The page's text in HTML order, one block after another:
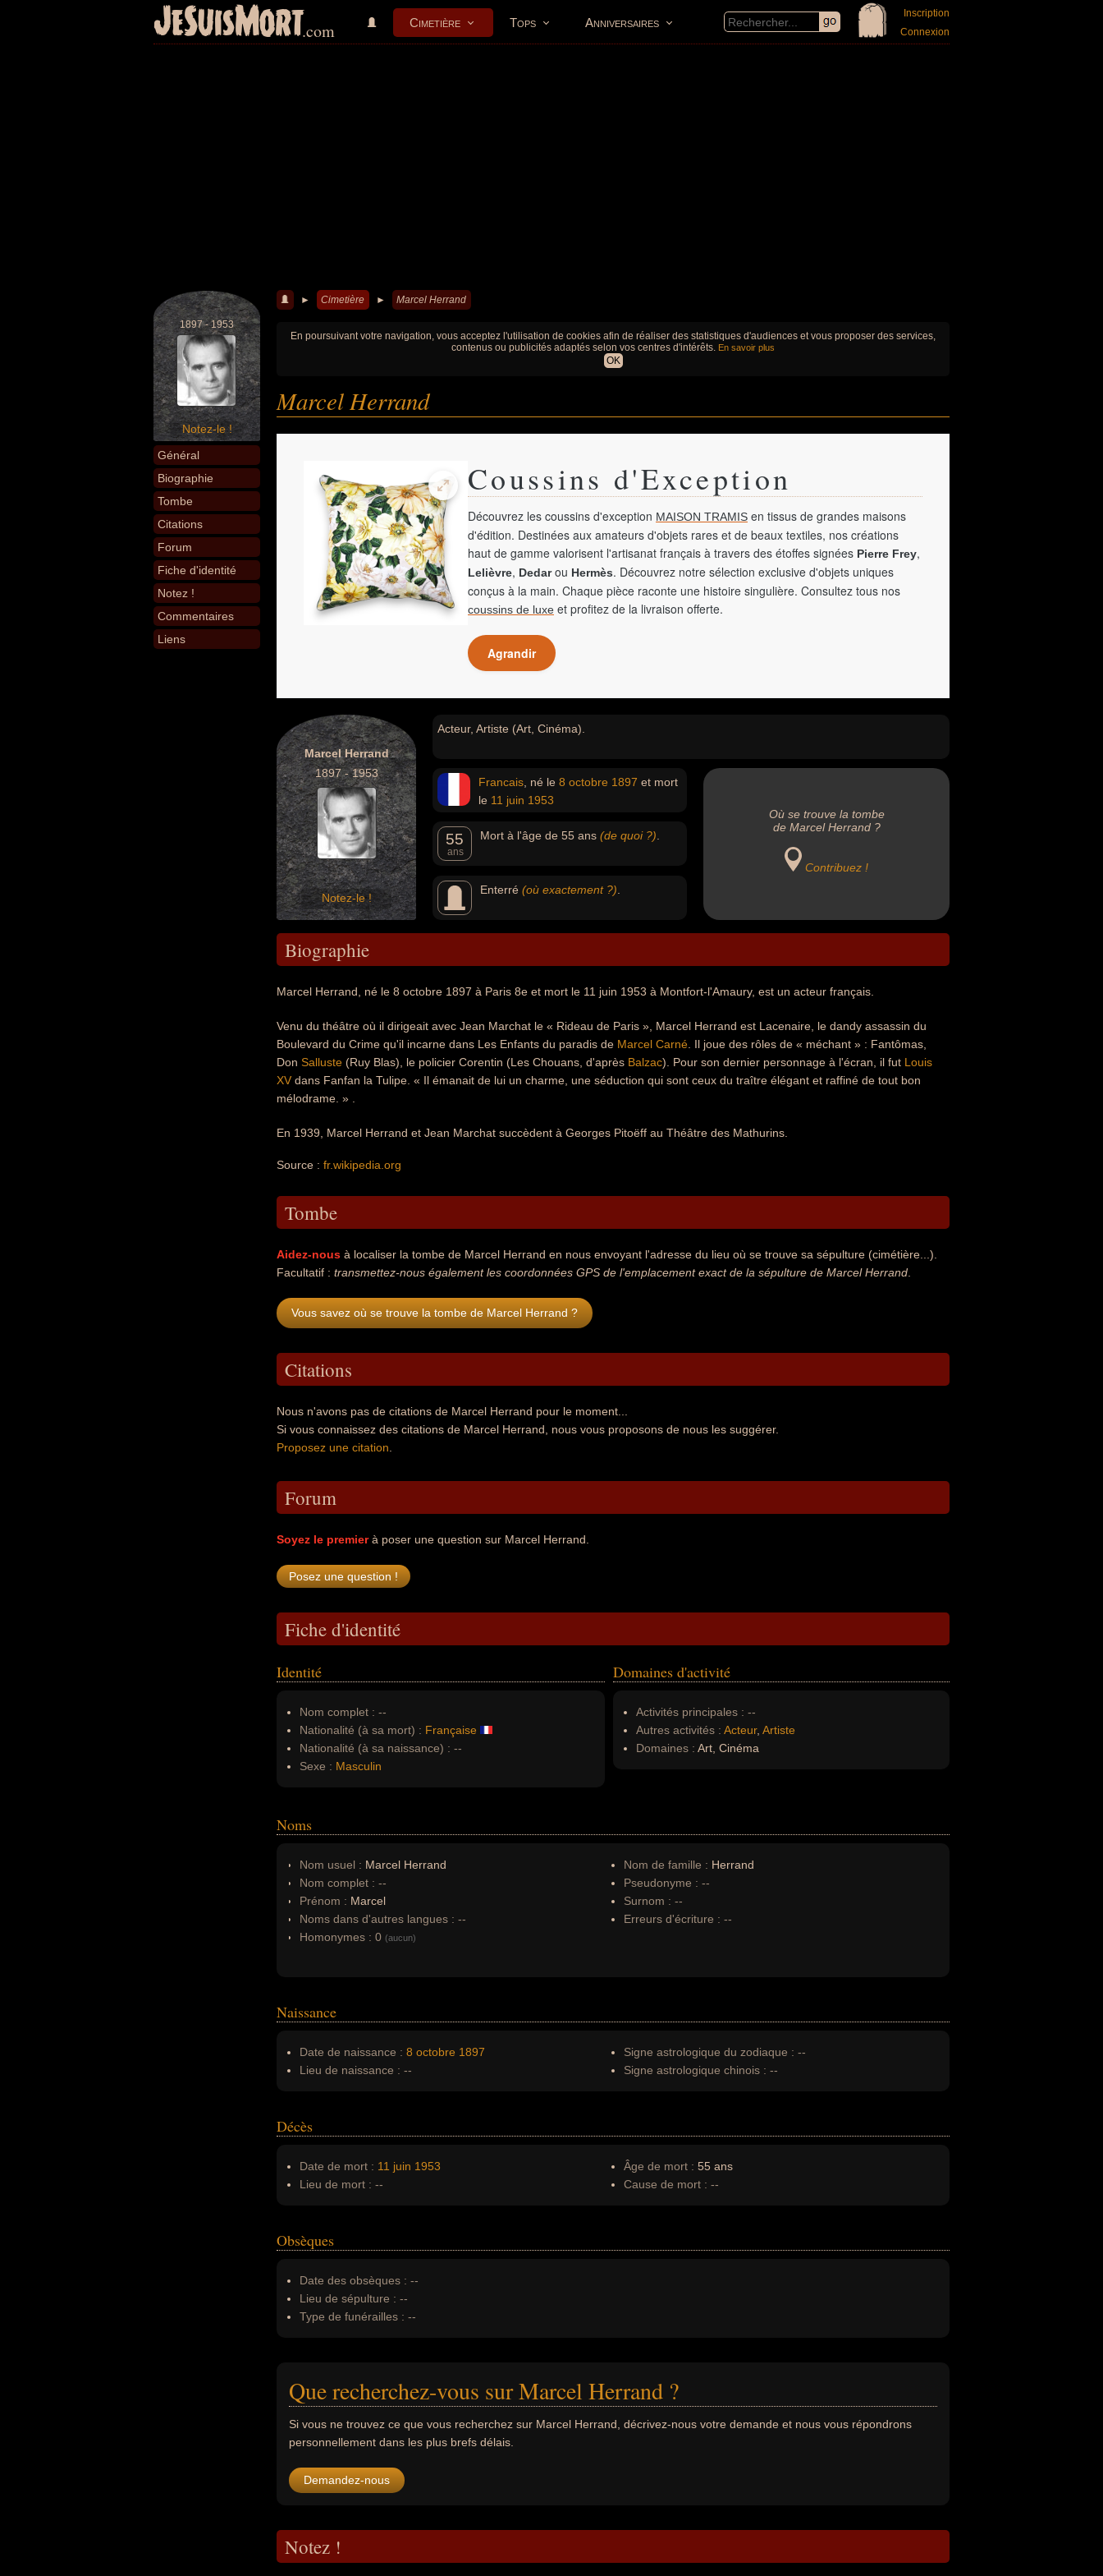
JeSuisMort.com Cimetière Tops Anniversaires
Inscription
Connexion
1897 - 1953
Notez-le !
Général
Biographie
Tombe
Citations
Forum
Fiche d'identité
Notez !
Commentaires
Liens
► Cimetière ► Marcel Herrand
En poursuivant votre navigation, vous acceptez l'utilisation de cookies afin de réaliser des statistiques d'audiences et vous proposer des services,
contenus ou publicités adaptés selon vos centres d'intérêts. En savoir plus
OK
Marcel Herrand
Coussins d'Exception
Découvrez les coussins d'exception MAISON TRAMIS en tissus de grandes maisons
d'édition. Destinées aux amateurs d'objets rares et de beaux textiles, nos créations
haut de gamme valorisent l'artisanat français à travers des étoffes signées Pierre Frey,
Lelièvre, Dedarou Hermès. Découvrez notre sélection exclusive d'objets uniques
conçus à la main. Chaque pièce raconte une histoire singulière. Consultez tous nos
coussins de luxe et profitez de la livraison offerte.
Agrandir
Marcel Herrand
1897 - 1953
Notez-le !
Acteur, Artiste (Art, Cinéma).
Francais , né le 8 octobre 1897 et mort
le 11 juin 1953
55
ans
Mort à l'âge de 55 ans (de quoi ?)
Enterré (où exactement ?)
Où se trouve la tombe
de Marcel Herrand ?
Contribuez !
Biographie
Marcel Herrand, né le 8 octobre 1897 à Paris 8e et mort le 11 juin 1953 à Montfort-l'Amaury, est un acteur français.
Venu du théâtre où il dirigeait avec Jean Marchat le « Rideau de Paris », Marcel Herrand est Lacenaire, le dandy assassin du
Boulevard du Crime qu'il incarne dans Les Enfants du paradis de Marcel Carné . Il joue des rôles de « méchant » : Fantômas,
Don Salluste (Ruy Blas), le policier Corentin (Les Chouans, d'après Balzac). Pour son dernier personnage à l'écran, il fut Louis
XV dans Fanfan la Tulipe. « Il émanait de lui un charme, une séduction qui sont ceux du traître élégant et raffiné de tout bon
mélodrame. » .
En 1939, Marcel Herrand et Jean Marchat succèdent à Georges Pitoëff au Théâtre des Mathurins.
Source : fr.wikipedia.org
Tombe
Aidez-nous à localiser la tombe de Marcel Herrand en nous envoyant l'adresse du lieu où se trouve sa sépulture (cimétière...).
Facultatif : transmettez-nous également les coordonnées GPS de l'emplacement exact de la sépulture de Marcel Herrand
Vous savez où se trouve la tombe de Marcel Herrand ?
Citations
Nous n'avons pas de citations de Marcel Herrand pour le moment...
Si vous connaissez des citations de Marcel Herrand, nous vous proposons de nous les suggérer.
Proposez une citation
Forum
Soyez le premierà poser une question sur Marcel Herrand.
Fiche d'identité
Identité
Nom complet : --
Nationalité (à sa mort) : Française
Nationalité (à sa naissance) : --
Sexe : Masculin
Domaines d'activité
Activités principales : --
Autres activités : Acteur, Artiste
Domaines : Art, Cinéma
Noms
Nom usuel : Marcel Herrand
Nom complet : --
Prénom : Marcel
Noms dans d'autres langues : --
Homonymes : 0 (aucun)
Nom de famille : Herrand
Pseudonyme : --
Surnom : --
Erreurs d'écriture : --
Naissance
Date de naissance : 8 octobre 1897
Lieu de naissance : --
Signe astrologique du zodiaque : --
Signe astrologique chinois : --
Décès
Date de mort : 11 juin 1953
Lieu de mort : --
Âge de mort : 55 ans
Cause de mort : --
Obsèques
Date des obsèques : --
Lieu de sépulture : --
Type de funérailles : --
Que recherchez-vous sur Marcel Herrand ?
Si vous ne trouvez ce que vous recherchez sur Marcel Herrand, décrivez-nous votre demande et nous vous répondrons
personnellement dans les plus brefs délais.
Demandez-nous
Notez !